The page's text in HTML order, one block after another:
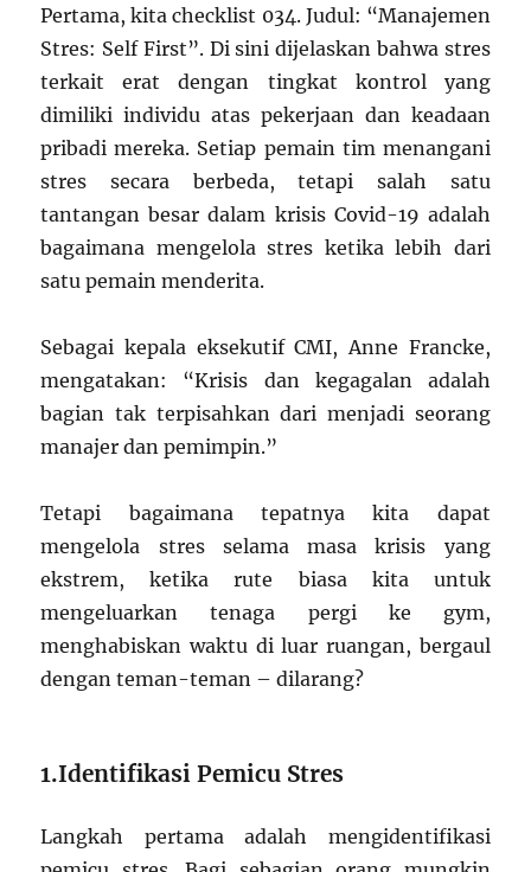
Pertama, kita checklist 034. Judul: “Manajemen
Stres: Self First”. Di sini dijelaskan bahwa stres
terkait erat dengan tingkat kontrol yang
dimiliki individu atas pekerjaan dan keadaan
pribadi mereka. Setiap pemain tim menangani
stres secara berbeda, tetapi salah satu
tantangan besar dalam krisis Covid-19 adalah
bagaimana mengelola stres ketika lebih dari
satu pemain menderita.
Sebagai kepala eksekutif CMI, Anne Francke,
mengatakan: “Krisis dan kegagalan adalah
bagian tak terpisahkan dari menjadi seorang
manajer dan pemimpin.”
Tetapi bagaimana tepatnya kita dapat
mengelola stres selama masa krisis yang
ekstrem, ketika rute biasa kita untuk
mengeluarkan tenaga pergi ke gym,
menghabiskan waktu di luar ruangan, bergaul
dengan teman-teman – dilarang?
1.Identifikasi Pemicu Stres
Langkah pertama adalah mengidentifikasi